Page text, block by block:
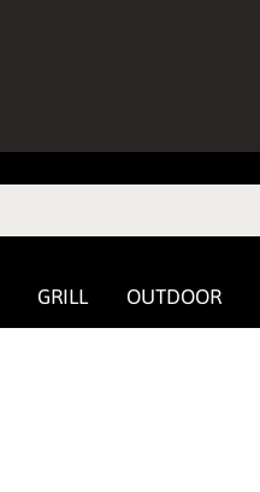
GRILL OUTDOOR